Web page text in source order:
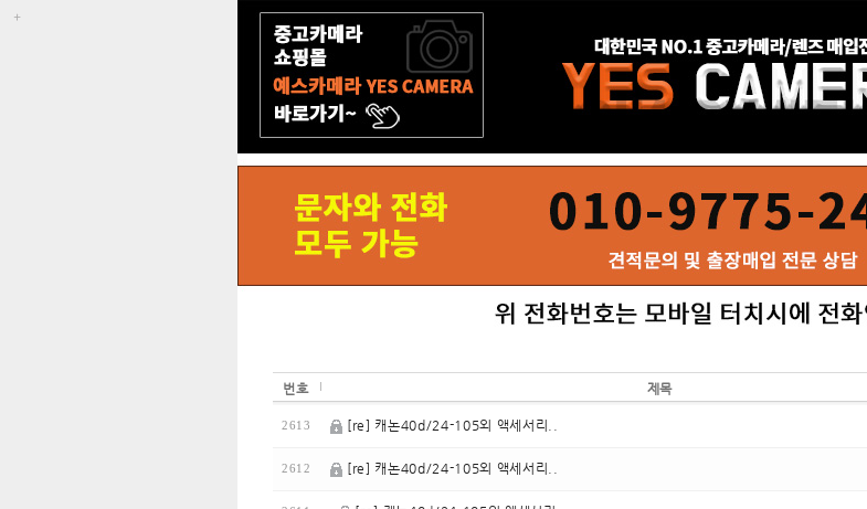
번호 제목
2613 [re] 캐논40d/24-105외 액세서리..
2612 [re] 캐논40d/24-105외 액세서리..